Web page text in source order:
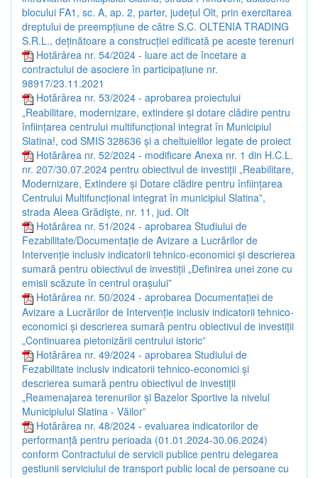
blocului FA1, sc. A, ap. 2, parter, județul Olt, prin exercitarea
dreptului de preempțiune de către S.C. OLTENIA TRADING
S.R.L., deținătoare a construcției edificată pe aceste terenuri
Hotărârea nr. 54/2024 - luare act de încetare a
contractului de asociere în participațiune nr.
98917/23.11.2021
Hotărârea nr. 53/2024 - aprobarea proiectului
„Reabilitare, modernizare, extindere și dotare clădire pentru
înființarea centrului multifuncțional integrat în Municipiul
Slatina!, cod SMIS 328636 și a cheltuielilor legate de proiect
Hotărârea nr. 52/2024 - modificare Anexa nr. 1 din H.C.L.
nr. 207/30.07.2024 pentru obiectivul de investiții „Reabilitare,
Modernizare, Extindere și Dotare clădire pentru înființarea
Centrului Multifuncțional integrat în municipiul Slatina”,
strada Aleea Grădiște, nr. 11, jud. Olt
Hotărârea nr. 51/2024 - aprobarea Studiului de
Fezabilitate/Documentație de Avizare a Lucrărilor de
Intervenție inclusiv indicatorii tehnico-economici și descrierea
sumară pentru obiectivul de investiții „Definirea unei zone cu
emisii scăzute în centrul orașului”
Hotărârea nr. 50/2024 - aprobarea Documentației de
Avizare a Lucrărilor de Intervenție inclusiv indicatorii tehnico-
economici și descrierea sumară pentru obiectivul de investiții
„Continuarea pietonizării centrului istoric”
Hotărârea nr. 49/2024 - aprobarea Studiului de
Fezabilitate inclusiv indicatorii tehnico-economici și
descrierea sumară pentru obiectivul de investiții
„Reamenajarea terenurilor și Bazelor Sportive la nivelul
Municipiului Slatina - Văilor”
Hotărârea nr. 48/2024 - evaluarea indicatorilor de
performanță pentru perioada (01.01.2024-30.06.2024)
conform Contractului de servicii publice pentru delegarea
gestiunii serviciului de transport public local de persoane cu